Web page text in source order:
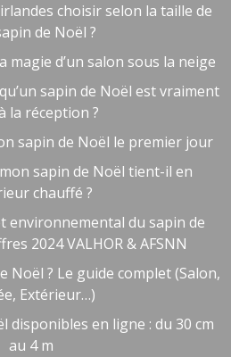
choisir selon la taille de
de Noël ?
magie d’un salon sous la neige
sapin de Noël est vraiment
la réception ?
sapin de Noël le premier jour
sapin de Noël tient-il en
chauffé ?
environnemental du sapin de
2024 VALHOR & AFSNN
Noël ? Le guide complet (Salon,
Extérieur…)
disponibles en ligne : du 30 cm
au 4 m